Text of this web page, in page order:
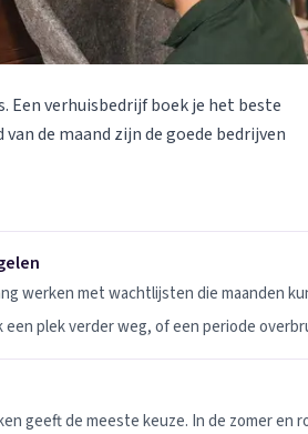
Een verhuisbedrijf boek je het beste
de maand zijn de goede bedrijven
werken met wachtlijsten die maanden
plek verder weg, of een periode
geeft de meeste keuze. In de zomer en